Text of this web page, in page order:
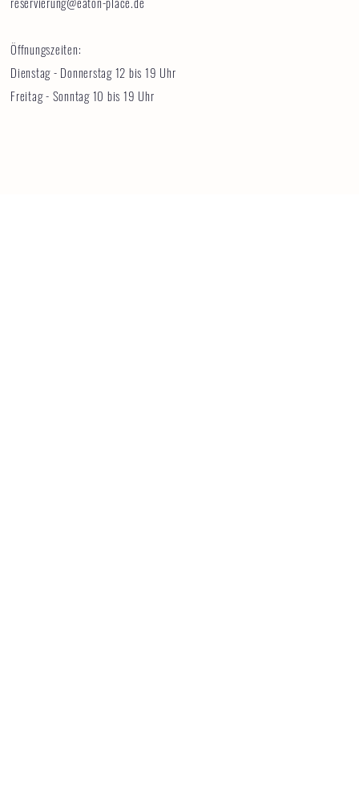
Öffnungszeiten:
Dienstag - Donnerstag 12 bis 19 Uhr
Freitag - Sonntag 10 bis 19 Uhr